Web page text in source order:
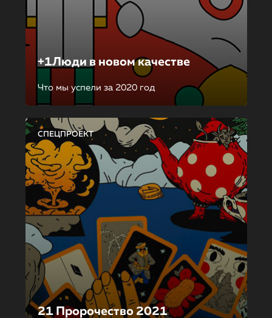
+1Люди в новом качестве
Что мы успели за 2020 год
СПЕЦПРОЕКТ
21 Пророчество 2021